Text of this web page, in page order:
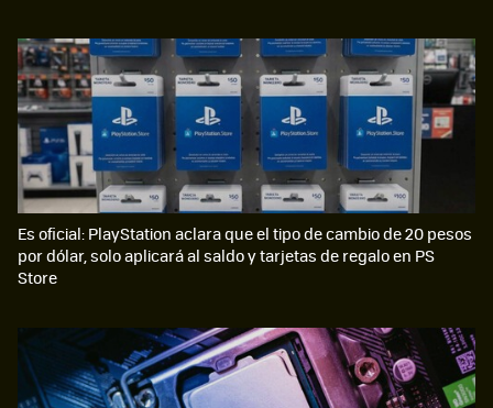
Es oficial: PlayStation aclara que el tipo de cambio de 20 pesos
por dólar, solo aplicará al saldo y tarjetas de regalo en PS
Store